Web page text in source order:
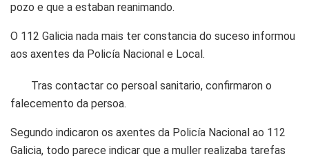
pozo e que a estaban reanimando.
O 112 Galicia nada mais ter constancia do suceso informou
aos axentes da Policía Nacional e Local.
Tras contactar co persoal sanitario, confirmaron o
falecemento da persoa.
Segundo indicaron os axentes da Policía Nacional ao 112
Galicia, todo parece indicar que a muller realizaba tarefas